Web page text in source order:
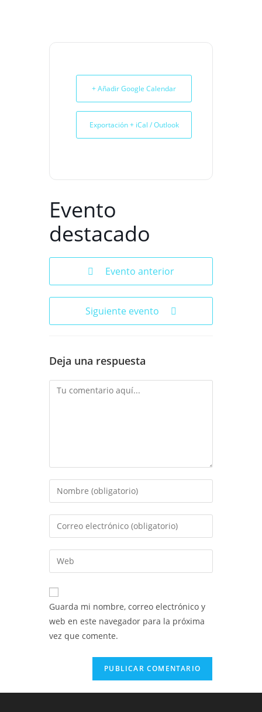
+ Añadir Google Calendar
Exportación + iCal / Outlook
Evento
destacado
Evento anterior
Siguiente evento
Deja una respuesta
Comentario
Introduce
tu
nombre
de
usuario
para
comentar
Introduce
tu
dirección
de
electrónico
para
comentar
Introduce
la
URL
de
(opcional)
Guarda mi nombre, correo electrónico y
web en este navegador para la próxima
vez que comente.